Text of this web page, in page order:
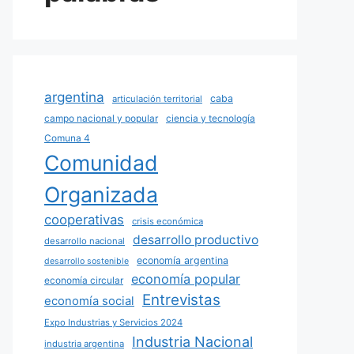
argentina articulación territorial
caba
campo nacional y popular
ciencia y tecnología
Comuna 4
Comunidad
Organizada
cooperativas
crisis económica
desarrollo nacional
desarrollo productivo
desarrollo sostenible
economía argentina
economía circular
economía popular
economía social Entrevistas
Expo Industrias y Servicios 2024
industria argentina
Industria Nacional